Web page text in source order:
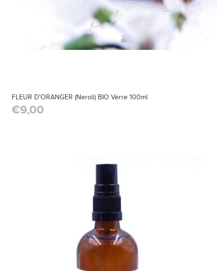
FLEUR D'ORANGER (Neroli) BIO Verre 100ml
€9,00